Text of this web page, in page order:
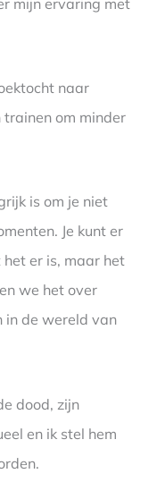
naar
trainen om minder
is om je niet
Je kunt er
er is, maar het
we het over
in de wereld van
dood, zijn
en ik stel hem